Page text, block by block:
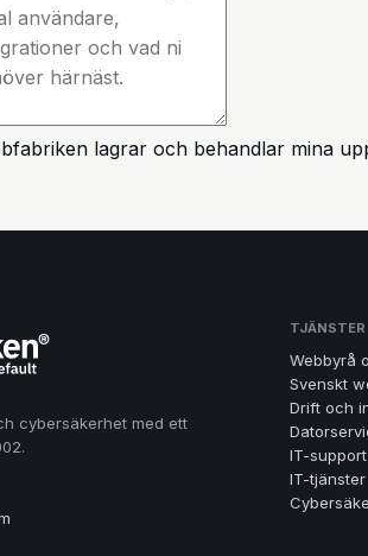
lagrar och behandlar mina
cybersäkerhet med ett
TJÄNSTER
Webbyrå
Svenskt
Drift och
IT-
IT-tjänster